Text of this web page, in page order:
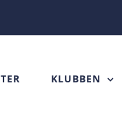
KLUBBEN